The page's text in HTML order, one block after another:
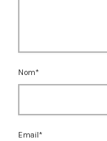
Nom*
Email*